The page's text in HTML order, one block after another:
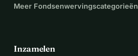
Meer Fondsenwervingscategorieën
Inzamelen